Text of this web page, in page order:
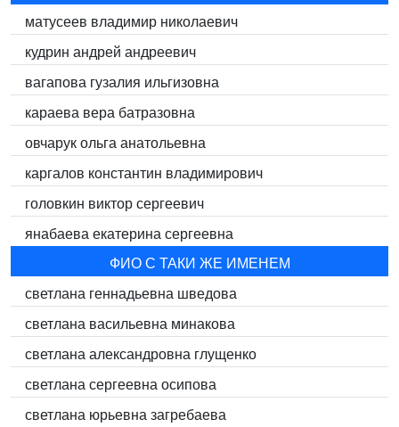
матусеев владимир николаевич
кудрин андрей андреевич
вагапова гузалия ильгизовна
караева вера батразовна
овчарук ольга анатольевна
каргалов константин владимирович
головкин виктор сергеевич
янабаева екатерина сергеевна
ФИО С ТАКИ ЖЕ ИМЕНЕМ
светлана геннадьевна шведова
светлана васильевна минакова
светлана александровна глущенко
светлана сергеевна осипова
светлана юрьевна загребаева